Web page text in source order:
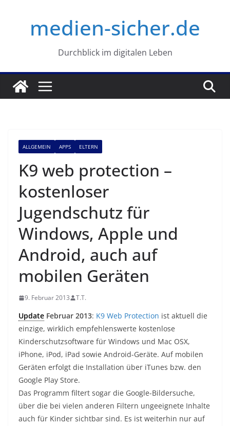
springenmedien-sicher.de
Durchblick im digitalen Leben
ALLGEMEIN APPS ELTERN
K9 web protection –
kostenloser
Jugendschutz für
Windows, Apple und
Android, auch auf
mobilen Geräten
9. Februar 2013 T.T.
Update Februar 2013: K9 Web Protection ist aktuell die
einzige, wirklich empfehlenswerte kostenlose
Kinderschutzsoftware für Windows und Mac OSX,
iPhone, iPod, iPad sowie Android-Geräte. Auf mobilen
Geräten erfolgt die Installation über iTunes bzw. den
Google Play Store.
Das Programm filtert sogar die Google-Bildersuche,
über die bei vielen anderen Filtern ungeeignete Inhalte
auch für Kinder sichtbar sind. Es ist weiterhin nur auf